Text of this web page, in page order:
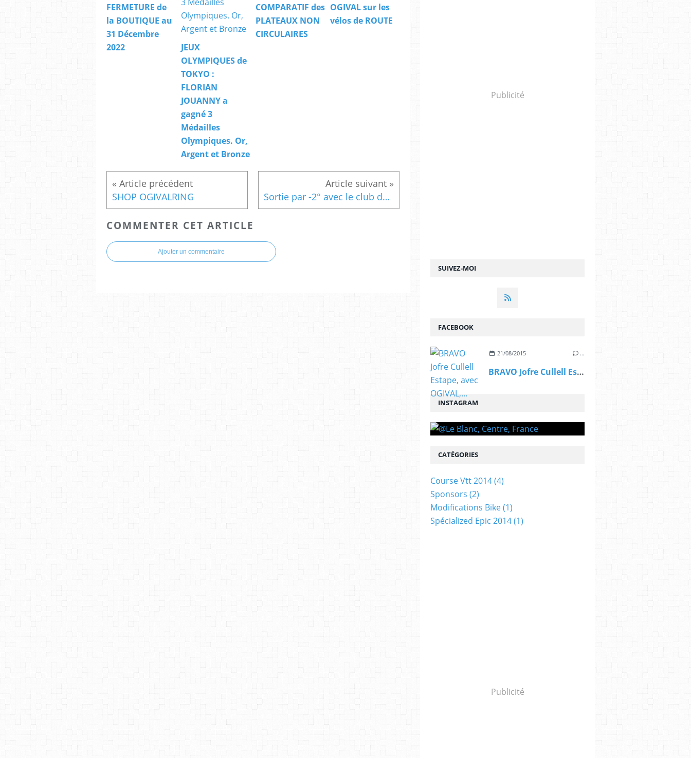
FERMETURE de
la BOUTIQUE au
31 Décembre
2022
JEUX
OLYMPIQUES de
TOKYO :
FLORIAN
JOUANNY a
gagné 3
Médailles
Olympiques. Or,
Argent et Bronze
COMPARATIF des
PLATEAUX NON
CIRCULAIRES
OGIVAL sur les
vélos de ROUTE
SHOP OGIVALRING Sortie par -2° avec le club du Mesnil St Denis
COMMENTER CET ARTICLE
Ajouter un commentaire
SUIVEZ-MOI
Publicité
FACEBOOK
21/08/2015 …
BRAVO Jofre Cullell Estape, avec OGIVAL,...
INSTAGRAM
CATÉGORIES
Course Vtt 2014(4)
Sponsors (2)
Modifications Bike(1)
Spécialized Epic 2014(1)
Publicité